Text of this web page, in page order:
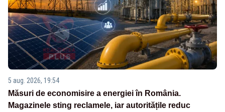
5 aug. 2026, 19:54
Măsuri de economisire a energiei în România.
Magazinele sting reclamele, iar autoritățile reduc